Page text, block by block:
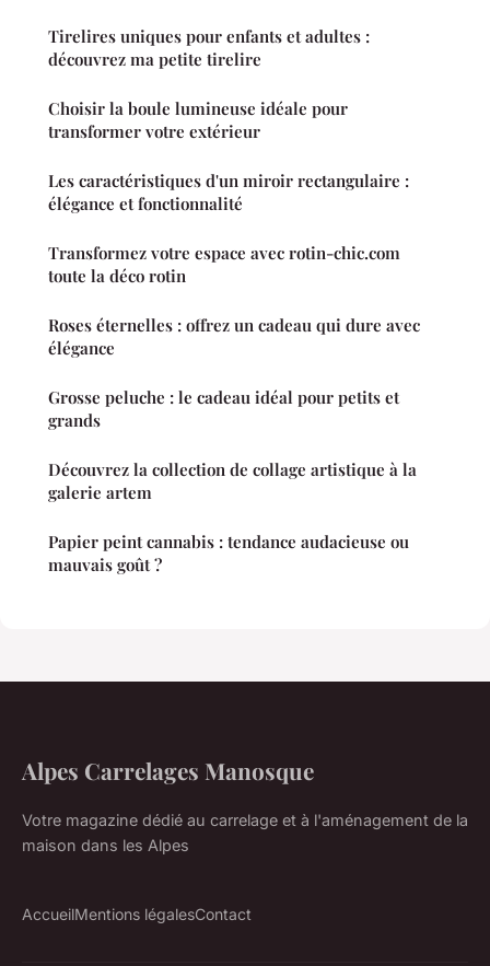
Tirelires uniques pour enfants et adultes :
découvrez ma petite tirelire
Choisir la boule lumineuse idéale pour
transformer votre extérieur
Les caractéristiques d'un miroir rectangulaire :
élégance et fonctionnalité
Transformez votre espace avec rotin-chic.com
toute la déco rotin
Roses éternelles : offrez un cadeau qui dure avec
élégance
Grosse peluche : le cadeau idéal pour petits et
grands
Découvrez la collection de collage artistique à la
galerie artem
Papier peint cannabis : tendance audacieuse ou
mauvais goût ?
Alpes Carrelages Manosque
Votre magazine dédié au carrelage et à l'aménagement de la
maison dans les Alpes
AccueilMentions légalesContact